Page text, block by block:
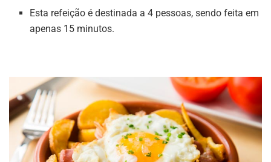
Esta refeição é destinada a 4 pessoas, sendo feita em
apenas 15 minutos.